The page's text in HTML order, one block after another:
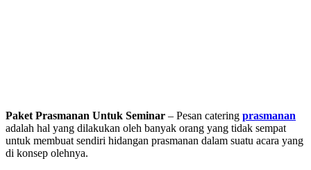
Paket Prasmanan Untuk Seminar – Pesan catering prasmanan
adalah hal yang dilakukan oleh banyak orang yang tidak sempat
untuk membuat sendiri hidangan prasmanan dalam suatu acara yang
di konsep olehnya.